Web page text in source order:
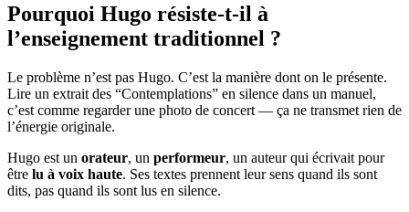
Pourquoi Hugo résiste-t-il à
l’enseignement traditionnel ?
Le problème n’est pas Hugo. C’est la manière dont on le présente.
Lire un extrait des “Contemplations” en silence dans un manuel,
c’est comme regarder une photo de concert — ça ne transmet rien de
l’énergie originale.
Hugo est un orateur, un performeur, un auteur qui écrivait pour
être lu à voix haute. Ses textes prennent leur sens quand ils sont
dits, pas quand ils sont lus en silence.